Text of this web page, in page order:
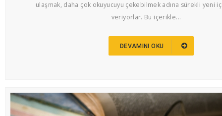
ulaşmak, daha çok okuyucuyu çekebilmek adına sürekli yeni
veriyorlar. Bu içerikle...
DEVAMINI OKU